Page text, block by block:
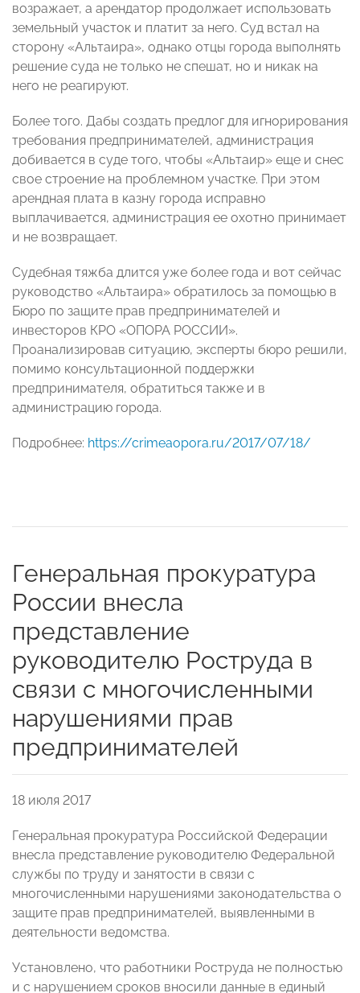
возражает, а арендатор продолжает использовать
земельный участок и платит за него. Суд встал на
сторону «Альтаира», однако отцы города выполнять
решение суда не только не спешат, но и никак на
него не реагируют.
Более того. Дабы создать предлог для игнорирования
требования предпринимателей, администрация
добивается в суде того, чтобы «Альтаир» еще и снес
свое строение на проблемном участке. При этом
арендная плата в казну города исправно
выплачивается, администрация ее охотно принимает
и не возвращает.
Судебная тяжба длится уже более года и вот сейчас
руководство «Альтаира» обратилось за помощью в
Бюро по защите прав предпринимателей и
инвесторов КРО «ОПОРА РОССИИ».
Проанализировав ситуацию, эксперты бюро решили,
помимо консультационной поддержки
предпринимателя, обратиться также и в
администрацию города.
Подробнее: https://crimeaopora.ru/2017/07/18/
Генеральная прокуратура
России внесла
представление
руководителю Роструда в
связи с многочисленными
нарушениями прав
предпринимателей
18 июля 2017
Генеральная прокуратура Российской Федерации
внесла представление руководителю Федеральной
службы по труду и занятости в связи с
многочисленными нарушениями законодательства о
защите прав предпринимателей, выявленными в
деятельности ведомства.
Установлено, что работники Роструда не полностью
и с нарушением сроков вносили данные в единый